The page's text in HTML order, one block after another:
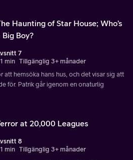
Haunting of Star House; Who’s
Big Boy?
7
min Tillgänglig 3+ månader
att hemsöka hans hus, och det visar sig att
för. Patrik går igenom en onaturlig
at 20,000 Leagues
8
min Tillgänglig 3+ månader